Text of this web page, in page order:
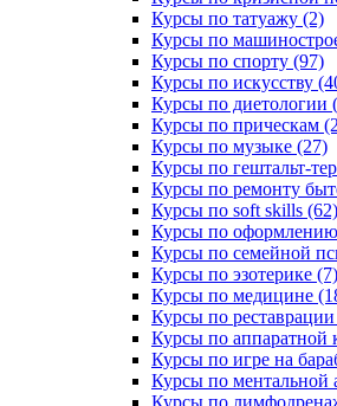
Курсы по татуажу (2)
Курсы по
Курсы по спорту (97)
Курсы по искусству
Курсы по диетологии
Курсы по прическам
Курсы по музыке (27)
Курсы по гештальт-
Курсы по ремонту
Курсы по soft skills (62)
Курсы по
Курсы по семейной
Курсы по эзотерике (7)
Курсы по медицине
Курсы по
Курсы по аппаратной
Курсы по игре на
Курсы по ментальной